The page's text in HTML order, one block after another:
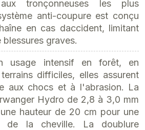
tronçonneuses les plus
anti-coupure est conçu
en cas daccident, limitant
blessures graves.
usage intensif en forêt, en
difficiles, elles assurent
aux chocs et à l'abrasion. La
Hydro de 2,8 à 3,0 mm
hauteur de 20 cm pour une
de la cheville. La doublure